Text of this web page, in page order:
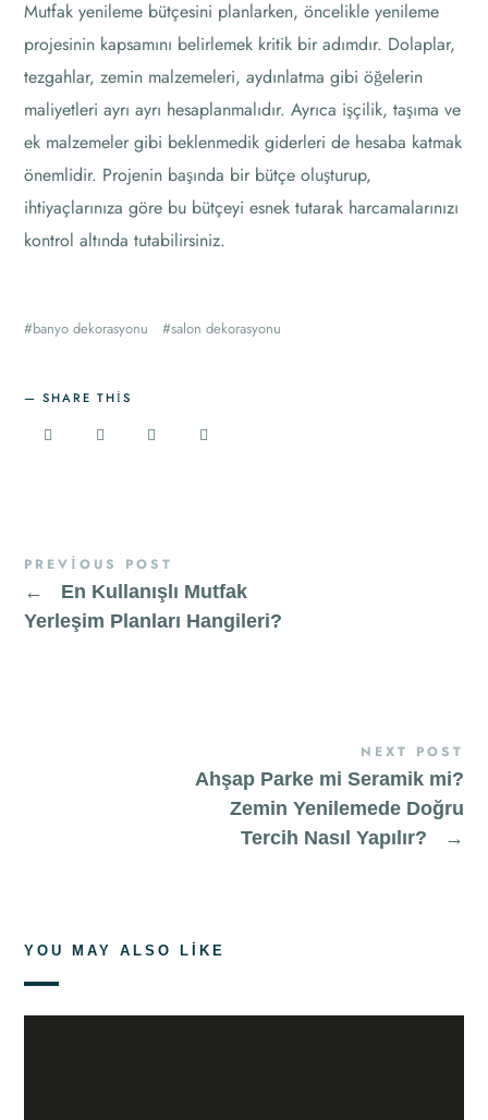
Mutfak yenileme bütçesini planlarken, öncelikle yenileme
projesinin kapsamını belirlemek kritik bir adımdır. Dolaplar,
tezgahlar, zemin malzemeleri, aydınlatma gibi öğelerin
maliyetleri ayrı ayrı hesaplanmalıdır. Ayrıca işçilik, taşıma ve
ek malzemeler gibi beklenmedik giderleri de hesaba katmak
önemlidir. Projenin başında bir bütçe oluşturup,
ihtiyaçlarınıza göre bu bütçeyi esnek tutarak harcamalarınızı
kontrol altında tutabilirsiniz.
banyo dekorasyonu salon dekorasyonu
SHARE THIS
PREVIOUS POST
←
En Kullanışlı Mutfak
Yerleşim Planları Hangileri?
NEXT POST
Ahşap Parke mi Seramik mi?
Zemin Yenilemede Doğru
Tercih Nasıl Yapılır?
→
YOU MAY ALSO LIKE